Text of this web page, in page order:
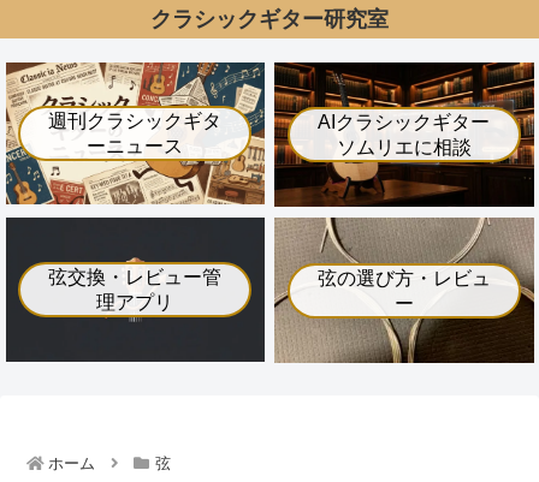
クラシックギター研究室
週刊クラシックギタ
ーニュース
AIクラシックギター
ソムリエに相談
弦交換・レビュー管
理アプリ
弦の選び方・レビュ
ー
ホーム 弦